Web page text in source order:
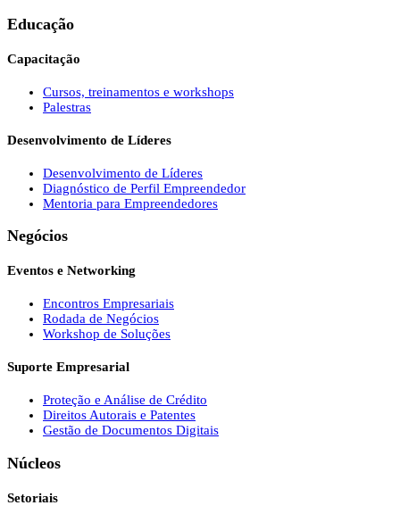
Educação
Capacitação
Cursos, treinamentos e workshops
Palestras
Desenvolvimento de Líderes
Desenvolvimento de Líderes
Diagnóstico de Perfil Empreendedor
Mentoria para Empreendedores
Negócios
Eventos e Networking
Encontros Empresariais
Rodada de Negócios
Workshop de Soluções
Suporte Empresarial
Proteção e Análise de Crédito
Direitos Autorais e Patentes
Gestão de Documentos Digitais
Núcleos
Setoriais